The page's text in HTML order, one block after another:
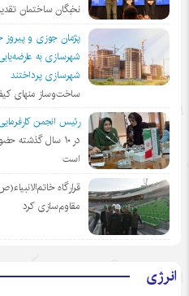
نخبگان ساختمان
پژمان جوزی و پیروز
شهرسازی به
شهرسازی پرداختند
ساخت‌وساز منهای
رئیس انجمن
در ١٠ سال
است
قرارگاه
مقاوم‌سازی کرد
انرژی